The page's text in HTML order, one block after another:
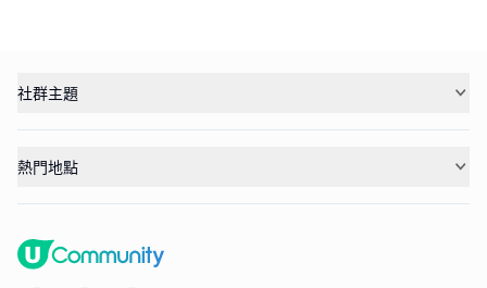
社群主題
熱門地點